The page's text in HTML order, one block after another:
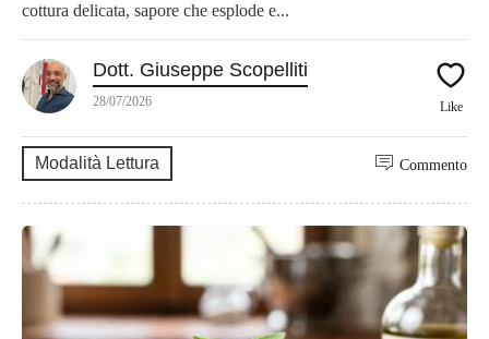
cottura delicata, sapore che esplode e...
Dott. Giuseppe Scopelliti
28/07/2026 Like
Modalità Lettura Commento